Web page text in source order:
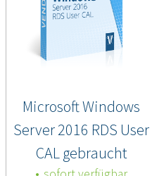
Microsoft Windows
Server 2016 RDS User
CAL gebraucht